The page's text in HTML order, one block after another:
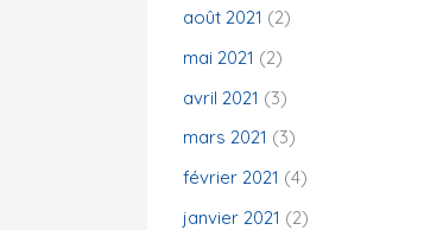
août 2021 (2)
mai 2021 (2)
avril 2021 (3)
mars 2021 (3)
février 2021 (4)
janvier 2021 (2)